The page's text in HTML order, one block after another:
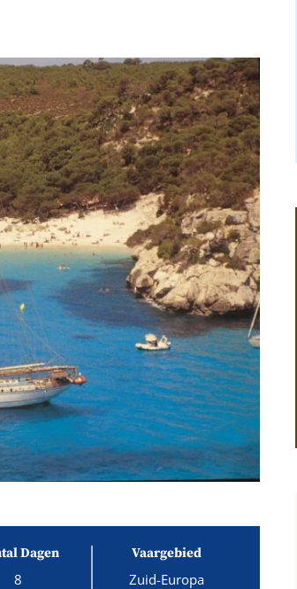
Dagen
8
Vaargebied
Zuid-Europa